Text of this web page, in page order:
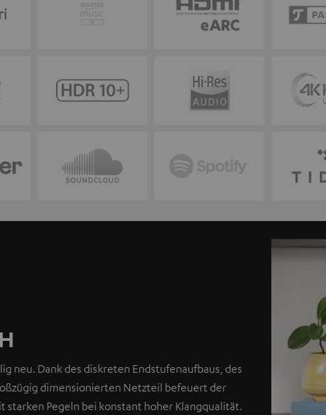
neu. Dank des diskreten Endstufenaufbaus, des
dimensionierten Netzteil befeuert der
starken Pegeln bei konstant hoher Klangqualität.